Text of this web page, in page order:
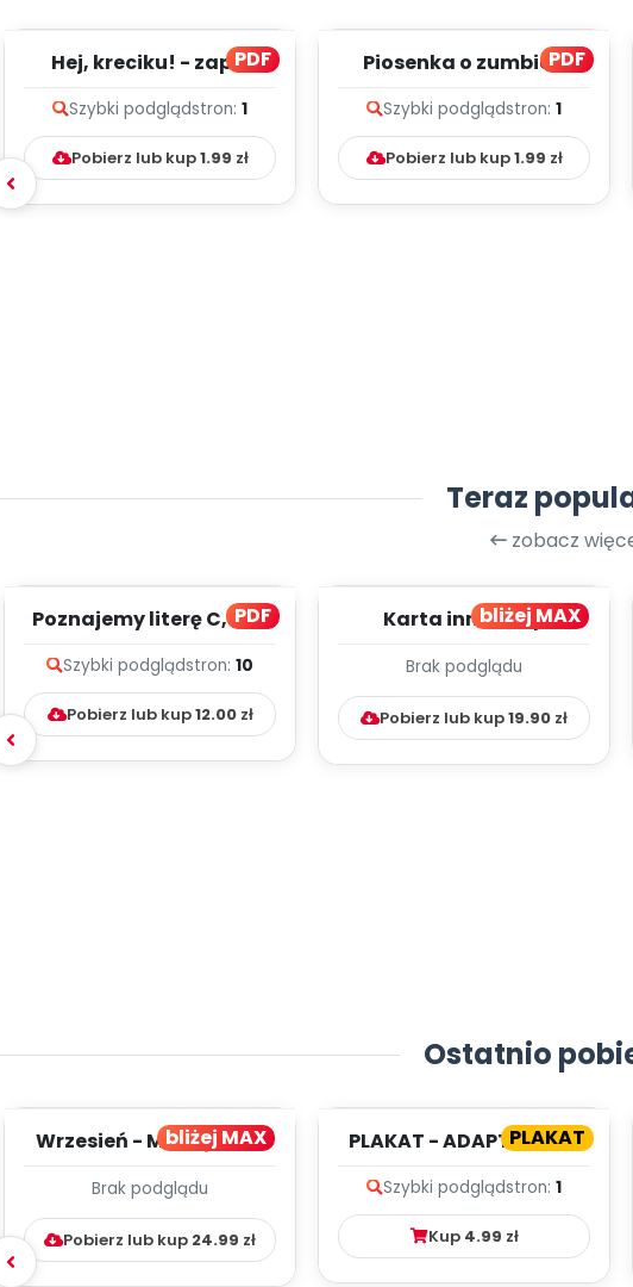
PDF
Hej, kreciku! - zapis
Szybki podglądstron: 1
Pobierz lub kup1.99 zł
PDF
Piosenka o zumbie -
Szybki podglądstron: 1
Pobierz lub kup1.99 zł
Teraz
zobacz
PDF
Poznajemy literę C, cz. 1
Szybki podglądstron: 10
Pobierz lub kup12.00zł
bliżej MAX
Karta innowacji
Kumpelkowo
Brak podglądu
Pobierz lub kup19.90 zł
Ostatnio
bliżej MAX
Wrzesień - MIESIĘCZNY
WYCHOWAWCZO –
DYDAKTYC...
Brak podglądu
Pobierz lub kup 24.99 zł
PLAKAT
PLAKAT - ADAPTACJA -
Szybki podglądstron: 1
Kup 4.99 zł